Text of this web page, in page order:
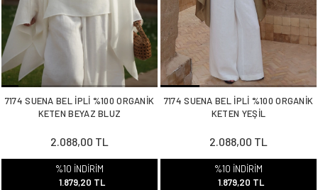
7174 SUENA BEL İPLİ %100 ORGANİK
KETEN BEYAZ BLUZ
2.088,00 TL
%10 İNDİRİM
1.879,20 TL
7174 SUENA BEL İPLİ %100 ORGANİK
KETEN YEŞİL
2.088,00 TL
%10 İNDİRİM
1.879,20 TL